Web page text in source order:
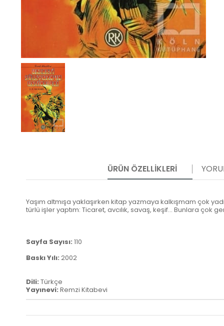
ÜRÜN ÖZELLIKLERI
Yaşım altmışa yaklaşırken kitap yazmaya kalkışmam çok
türlü işler yaptım: Ticaret, avcılık, savaş, keşif... Bunlara çok
Sayfa Sayısı: 110
Baskı Yılı: 2002
Dili: Türkçe
Yayınevi: Remzi Kitabevi